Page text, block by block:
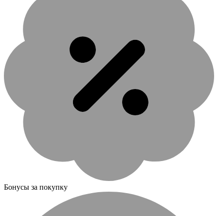
Бонусы за покупку